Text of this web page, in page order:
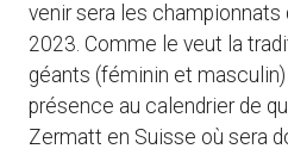
venir sera les
2023. Comme le veut la
géants (féminin et
présence au calendrier de
Zermatt en Suisse où sera